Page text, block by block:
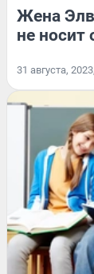
Жена
не носит
31 августа,